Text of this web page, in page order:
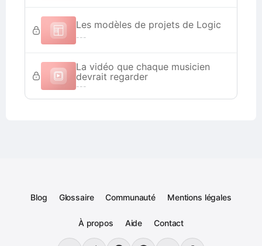
Les modèles de projets de Logic
---
La vidéo que chaque musicien
devrait regarder
---
Blog Glossaire Communauté Mentions légales
À propos Aide Contact